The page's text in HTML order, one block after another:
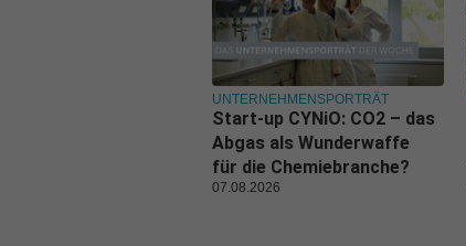
UNTERNEHMENSPORTRÄT
Start-up CYNiO: CO2 – das
Abgas als Wunderwaffe
für die Chemiebranche?
07.08.2026